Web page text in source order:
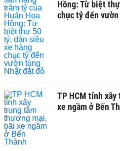
Hồng: Từ biệt
chục tỷ đến
TP HCM tính
xe ngầm ở Bến